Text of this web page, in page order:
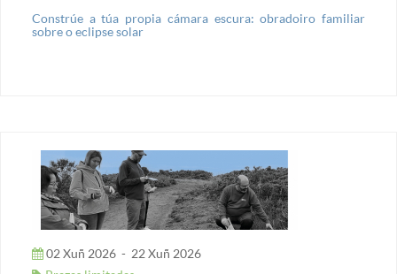
Constrúe a túa propia cámara escura: obradoiro familiar
sobre o eclipse solar
02 Xuñ 2026 - 22 Xuñ 2026